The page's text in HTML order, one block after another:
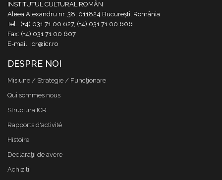
INSTITUTUL CULTURAL ROMÂN
Aleea Alexandru nr. 38, 011824 București, România
Tel.: (+4) 031 71 00 627, (+4) 031 71 00 606
Fax: (+4) 031 71 00 607
E-mail: icr@icr.ro
DESPRE NOI
Misiune / Strategie / Funcţionare
Qui sommes nous
Structura ICR
Rapports d'activité
Histoire
Declaraţii de avere
Achizitii